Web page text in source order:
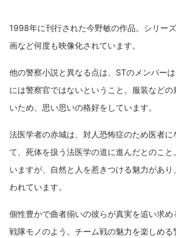
1998年に刊行された今野敏の作品。シリー
画など何度も映像化されています。
他の警察小説と異なる点は、STのメンバー
には警察官ではないということ。服装など
いため、思い思いの格好をしています。
法医学者の赤城は、対人恐怖症のため医者に
て、死体を扱う法医学の道に進んだとのこ
いますが、自然と人を惹きつける魅力があ
われています。
個性豊かで曲者揃いの彼らが真実を追い求め
戦隊モノのよう。チーム戦の魅力を楽しめる